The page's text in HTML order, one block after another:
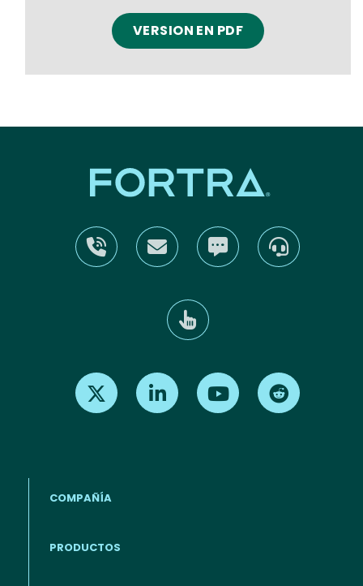
VERSION EN PDF
Find us on X Find us on LinkedInFind us on Youtube
COMPAÑÍA
PRODUCTOS